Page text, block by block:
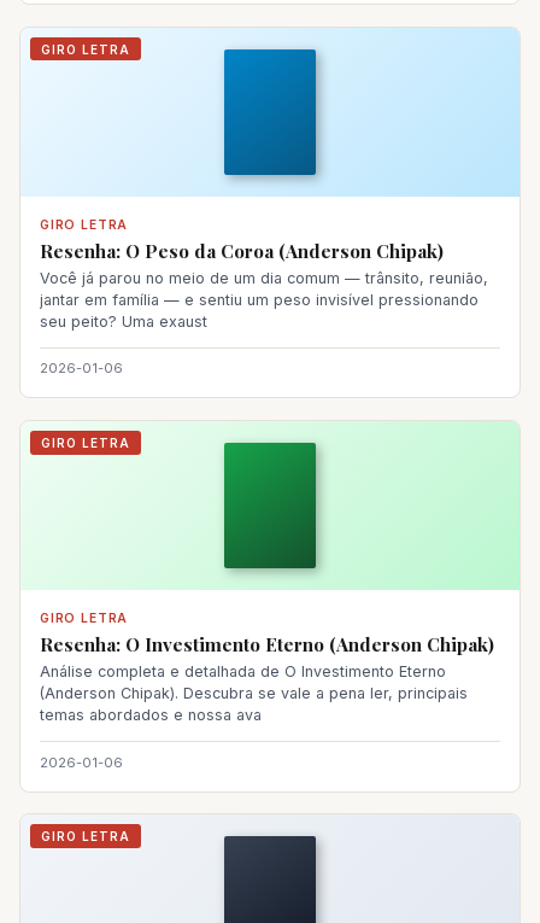
GIRO LETRA
GIRO LETRA
Resenha: O Peso da Coroa (Anderson Chipak)
Você já parou no meio de um dia comum — trânsito, reunião,
jantar em família — e sentiu um peso invisível pressionando
seu peito? Uma exaust
2026-01-06
GIRO LETRA
GIRO LETRA
Resenha: O Investimento Eterno (Anderson Chipak)
Análise completa e detalhada de O Investimento Eterno
(Anderson Chipak). Descubra se vale a pena ler, principais
temas abordados e nossa ava
2026-01-06
GIRO LETRA